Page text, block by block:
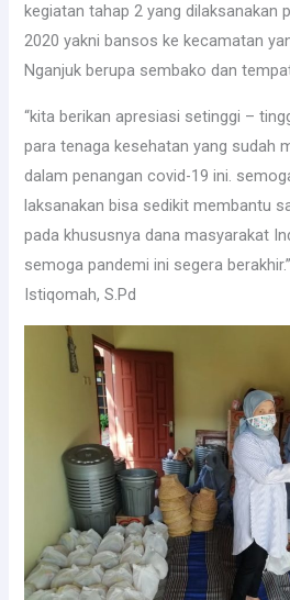
kegiatan tahap 2 yang dilaksanakan
2020 yakni bansos ke kecamatan
Nganjuk berupa sembako dan
“kita berikan apresiasi setinggi –
para tenaga kesehatan yang sudah
dalam penangan covid-19 ini.
laksanakan bisa sedikit membantu
pada khususnya dana masyarakat
semoga pandemi ini segera
Istiqomah, S.Pd